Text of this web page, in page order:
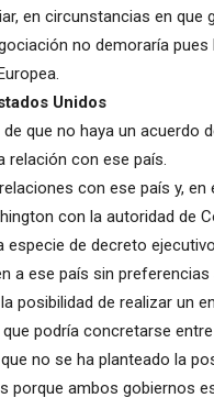
en circunstancias en que
no demoraría
Unidos
que no haya un acuerdo
relación con ese país.
con ese país y,
con la autoridad de
especie de decreto
a ese país sin preferencias
posibilidad de realizar un
podría concretarse
no se ha planteado la
porque ambos gobiernos